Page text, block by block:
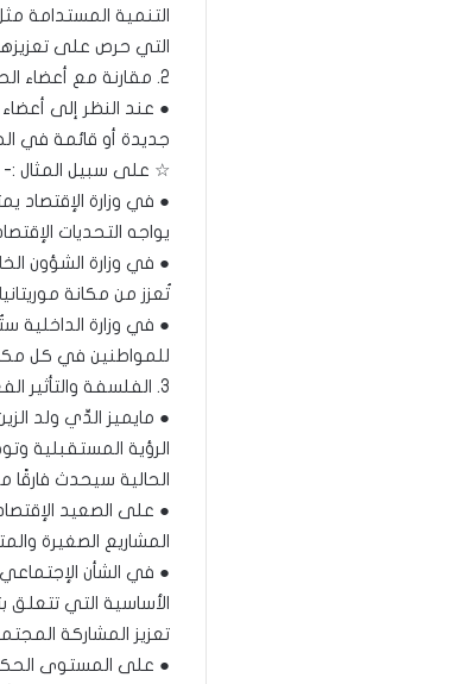
التنمية المستدامة
التي حرص على
2. مقارنة مع أعضاء الحكومة الحالية :-
● عند النظر إلى
جديدة أو قائمة في
☆ على سبيل المثال :-
● في وزارة الإقتصاد
يواجه التحديات
● في وزارة الشؤون
تُعزز من مكانة
● في وزارة
للمواطنين في كل
3. الفلسفة والتأثير الفعلي :-
● مايميز الدِّي ولد
الرؤية المستقبلية
الحالية سيحدث
● على الصعيد
المشاريع الصغيرة
● في الشأن الإجتماعي
الأساسية التي تتعلق
تعزيز المشاركة
● على المستوى